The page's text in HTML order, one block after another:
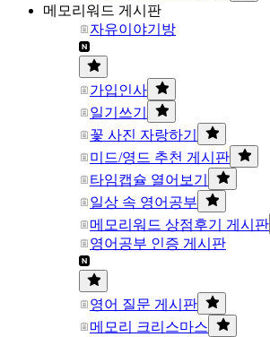
메모리워드 게시판
자유이야기방
가입인사
일기쓰기
꽃 사진 자랑하기
미드/영드 추천 게시판
타임캡슐 열어보기
일상 속 영어공부
메모리워드 상점후기 게시판
영어공부 인증 게시판
영어 질문 게시판
메모리 크리스마스